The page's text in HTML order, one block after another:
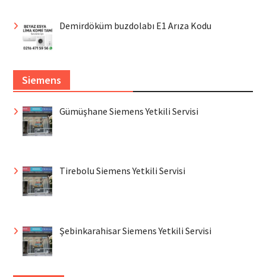
Demirdöküm buzdolabı E1 Arıza Kodu
Siemens
Gümüşhane Siemens Yetkili Servisi
Tirebolu Siemens Yetkili Servisi
Şebinkarahisar Siemens Yetkili Servisi